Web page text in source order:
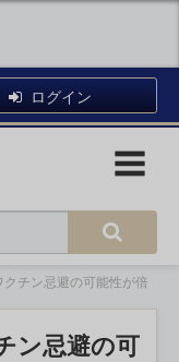
ログイン
チン忌避の可能性が倍
ン忌避の可